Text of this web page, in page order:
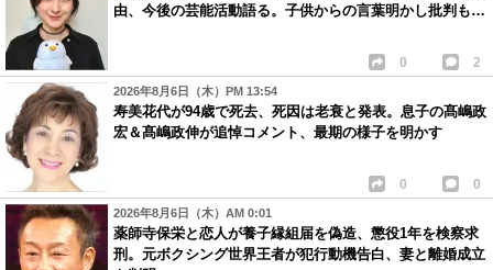
由、今後の芸能活動語る。子供からの言葉明かし批判も…
0 2
2026年8月6日（木）PM 13:54
寿美花代が94歳で死去、死因は老衰と発表。息子の髙嶋政
宏＆髙嶋政伸が追悼コメント、最期の様子を明かす
0 0
2026年8月6日（木）AM 0:01
薬師寺保栄と恋人が養子縁組届を偽造、懲役1年を検察求
刑。元ボクシング世界王者が犯行動機告白、妻と離婚成立